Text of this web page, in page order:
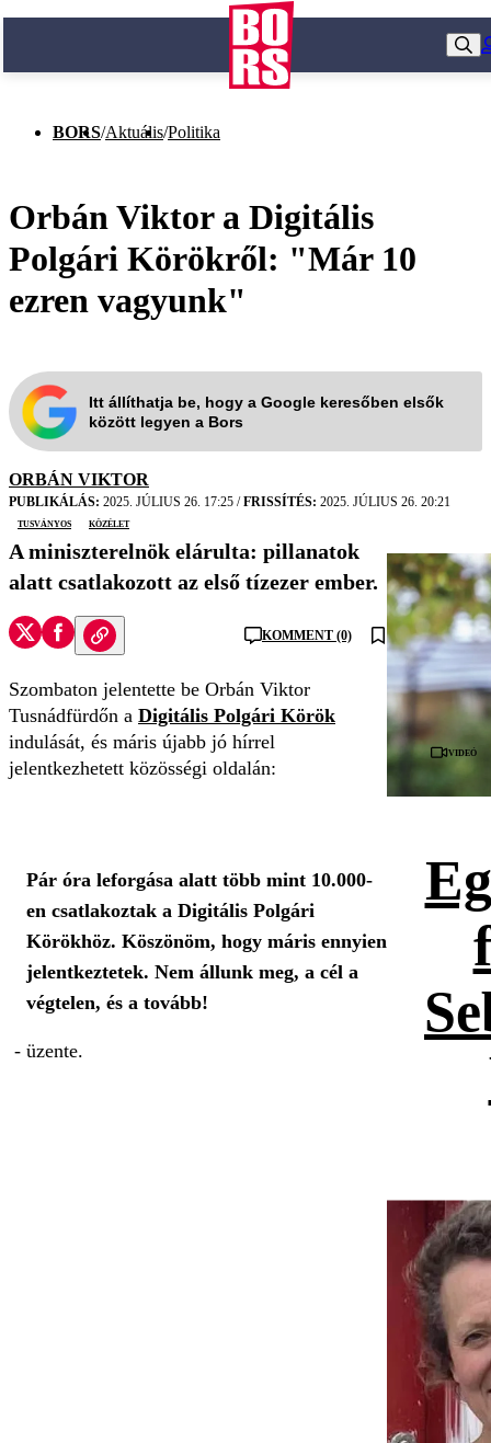
BORS/Aktuális/Politika
Orbán Viktor a Digitális
Polgári Körökről: "Már 10
ezren vagyunk"
Itt állíthatja be, hogy a Google keresőben elsők
között legyen a Bors
ORBÁN VIKTOR
PUBLIKÁLÁS: 2025. JÚLIUS 26. 17:25 /FRISSÍTÉS: 2025. JÚLIUS 26. 20:21
Tusványos
közélet
A miniszterelnök elárulta: pillanatok
alatt csatlakozott az első tízezer ember.
KOMMENT (0)
Szombaton jelentette be Orbán Viktor
Tusnádfürdőn a Digitális Polgári Körök
indulását, és máris újabb jó hírrel
jelentkezhetett közösségi oldalán:
Pár óra leforgása alatt több mint 10.000-
en csatlakoztak a Digitális Polgári
Körökhöz. Köszönöm, hogy máris ennyien
jelentkeztetek. Nem állunk meg, a cél a
végtelen, és a tovább!
- üzente.
Videó